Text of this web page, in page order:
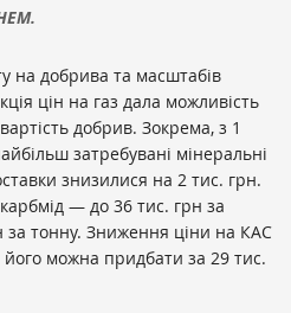
на добрива та масштабів
цін на газ дала можливість
добрив. Зокрема, з 1
затребувані мінеральні
знизилися на 2 тис. грн.
— до 36 тис. грн за
тонну. Зниження ціни на КАС
його можна придбати за 29 тис.